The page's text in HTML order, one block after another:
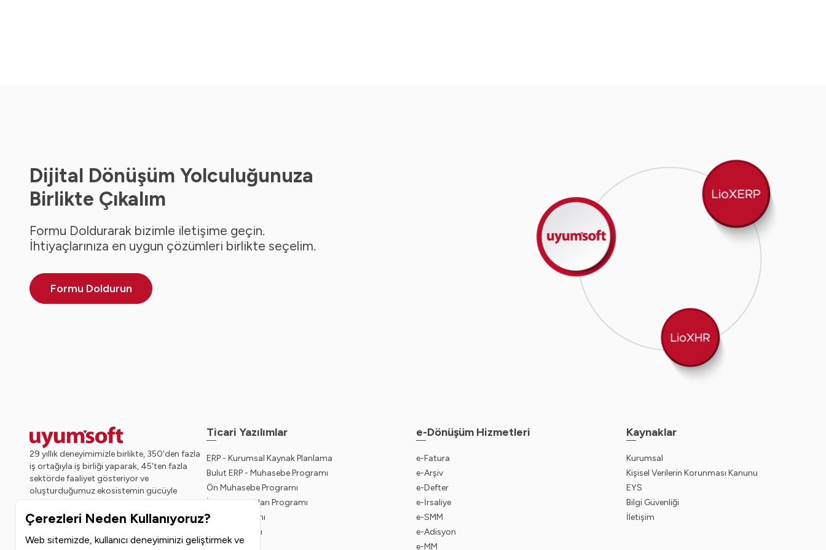
Çerezleri Neden Kullanıyoruz?
Web sitemizde, kullanıcı deneyiminizi geliştirmek ve
Dijital Dönüşüm Yolculuğunuza
Birlikte Çıkalım
Formu Doldurarak bizimle iletişime geçin.
İhtiyaçlarınıza en uygun çözümleri birlikte seçelim.
Formu Doldurun
29 yıllık deneyimimizle birlikte, 350'den fazla
iş ortağıyla iş birliği yaparak, 45'ten fazla
sektörde faaliyet gösteriyor ve
oluşturduğumuz ekosistemin gücüyle
geleceğe sağlam adımlarla ilerliyoruz.
Ticari Yazılımlar
ERP - Kurumsal Kaynak Planlama
Bulut ERP - Muhasebe Programı
Ön Muhasebe Programı
İnsan Kaynakları Programı
Bordro Yazılımı
CRM Programı
e-Dönüşüm Hizmetleri
e-Fatura
e-Arşiv
e-Defter
e-İrsaliye
e-SMM
e-Adisyon
e-MM
Kaynaklar
Kurumsal
Kişisel Verilerin Korunması Kanunu
EYS
Bilgi Güvenliği
İletişim